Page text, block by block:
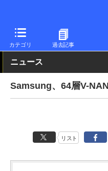
カテゴリ 過去記事
PC Watch 半導体/周辺機器
ニュース
Samsung、64層V-
リスト